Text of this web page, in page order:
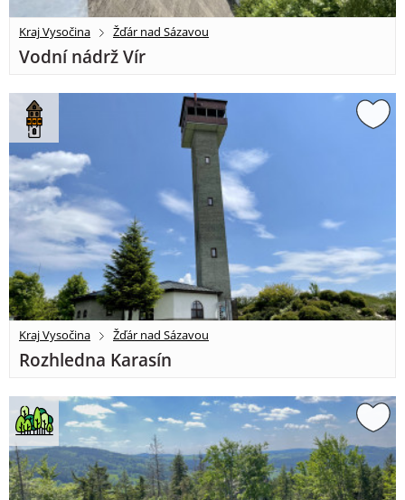
Kraj Vysočina Žďár nad Sázavou
Vodní nádrž Vír
Kraj Vysočina Žďár nad Sázavou
Rozhledna Karasín